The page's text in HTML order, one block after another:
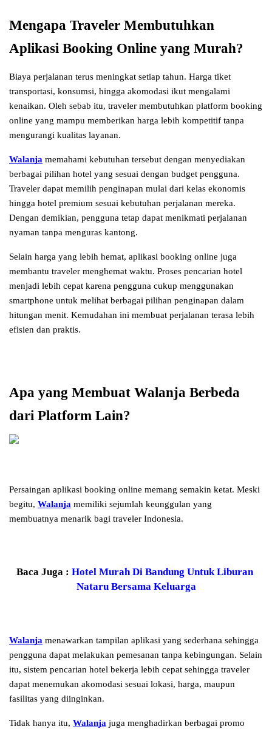
Mengapa Traveler Membutuhkan
Aplikasi Booking Online yang Murah?
Biaya perjalanan terus meningkat setiap tahun. Harga tiket
transportasi, konsumsi, hingga akomodasi ikut mengalami
kenaikan. Oleh sebab itu, traveler membutuhkan platform booking
online yang mampu memberikan harga lebih kompetitif tanpa
mengurangi kualitas layanan.
Walanja memahami kebutuhan tersebut dengan menyediakan
berbagai pilihan hotel yang sesuai dengan budget pengguna.
Traveler dapat memilih penginapan mulai dari kelas ekonomis
hingga hotel premium sesuai kebutuhan perjalanan mereka.
Dengan demikian, pengguna tetap dapat menikmati perjalanan
nyaman tanpa menguras kantong.
Selain harga yang lebih hemat, aplikasi booking online juga
membantu traveler menghemat waktu. Proses pencarian hotel
menjadi lebih cepat karena pengguna cukup menggunakan
smartphone untuk melihat berbagai pilihan penginapan dalam
hitungan menit. Kemudahan ini membuat perjalanan terasa lebih
efisien dan praktis.
Apa yang Membuat Walanja Berbeda
dari Platform Lain?
Persaingan aplikasi booking online memang semakin ketat. Meski
begitu, Walanja memiliki sejumlah keunggulan yang
membuatnya menarik bagi traveler Indonesia.
Baca Juga : Hotel Murah Di Bandung Untuk Liburan
Nataru Bersama Keluarga
Walanja menawarkan tampilan aplikasi yang sederhana sehingga
pengguna dapat melakukan pemesanan tanpa kebingungan. Selain
itu, sistem pencarian hotel bekerja lebih cepat sehingga traveler
dapat menemukan akomodasi sesuai lokasi, harga, maupun
fasilitas yang diinginkan.
Tidak hanya itu, Walanja juga menghadirkan berbagai promo